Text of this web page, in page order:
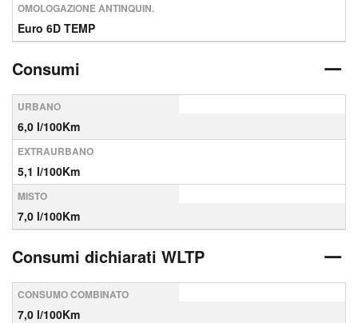
OMOLOGAZIONE ANTINQUIN.
Euro 6D TEMP
Consumi
URBANO
6,0 l/100Km
EXTRAURBANO
5,1 l/100Km
MISTO
7,0 l/100Km
Consumi dichiarati WLTP
CONSUMO COMBINATO
7,0 l/100Km